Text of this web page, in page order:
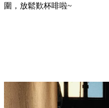
圍，放鬆歎杯啡啦~